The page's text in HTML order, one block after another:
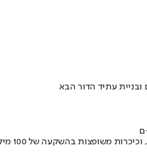
ובניית עתיד הדור הבא
ם